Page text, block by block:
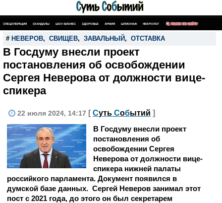
СПЕЦОПЕРАЦИЯ СКАНДАЛЫ ШОУ-БИЗНЕС ЗДОРОВЬЕ АРМИЯ ШПИОНАЖ НЕКРОЛОГ ПОИСК ПО САЙТУ
# НЕВЕРОВ, СВИЩЕВ, ЗАВАЛЬНЫЙ , ОТСТАВКА
В Госдуму внесли проект
постановления об освобождении
Сергея Неверова от должности вице-
спикера
22 июля 2024, 14:17 [ Суть Событий ]
В Госдуму внесли проект
постановления об
освобождении Сергея
Неверова от должности вице-
спикера нижней палаты
российкого парламента. Документ появился в
думской базе данных. Сергей Неверов занимал этот
пост с 2021 года, до этого он был секретарем